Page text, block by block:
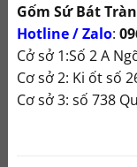
Gốm Sứ Bát
Hotline / Zalo:
Cở sở 1:Số 2 A
Cơ sở 2: Ki ốt số
Cơ sở 3: số 738